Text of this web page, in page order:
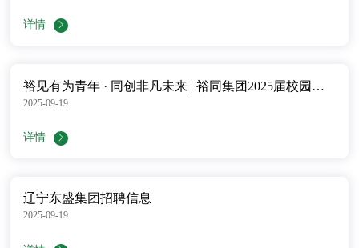
详情
裕见有为青年 · 同创非凡未来 | 裕同集团2025届校园招聘正式启动
2025-09-19
详情
辽宁东盛集团招聘信息
2025-09-19